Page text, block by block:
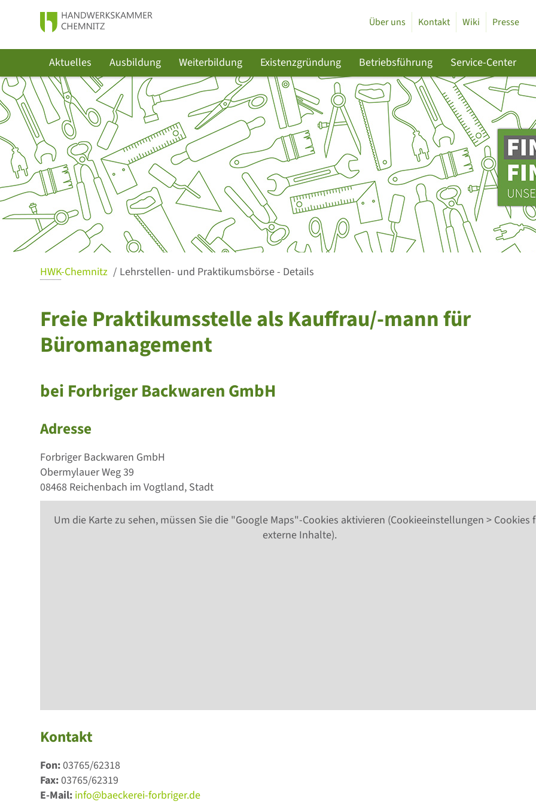
Über uns Kontakt Wiki Presse
Aktuelles Ausbildung Weiterbildung Existenzgründung Betriebsführung Service-Center
HWK-Chemnitz Lehrstellen- und Praktikumsbörse - Details
Freie Praktikumsstelle als Kauffrau/-mann für
Büromanagement
bei Forbriger Backwaren GmbH
Adresse
Forbriger Backwaren GmbH
Obermylauer Weg 39
08468 Reichenbach im Vogtland, Stadt
Um die Karte zu sehen, müssen Sie die "Google Maps"-Cookies aktivieren (Cookieeinstellungen > Cookies
externe Inhalte).
Kontakt
Fon:03765/62318
Fax:03765/62319
E-Mail: info@baeckerei-forbriger.de